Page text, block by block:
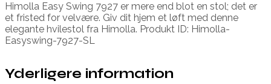
Himolla Easy Swing 7927 er mere end blot en stol; det er
et fristed for velvære. Giv dit hjem et løft med denne
elegante hvilestol fra Himolla. Produkt ID: Himolla-
Easyswing-7927-SL
Yderligere information